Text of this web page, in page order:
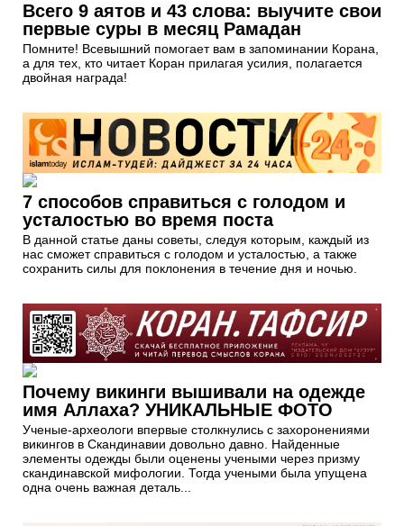
Всего 9 аятов и 43 слова: выучите свои
первые суры в месяц Рамадан
Помните! Всевышний помогает вам в запоминании Корана,
а для тех, кто читает Коран прилагая усилия, полагается
двойная награда!
7 способов справиться с голодом и
усталостью во время поста
В данной статье даны советы, следуя которым, каждый из
нас сможет справиться с голодом и усталостью, а также
сохранить силы для поклонения в течение дня и ночью.
Почему викинги вышивали на одежде
имя Аллаха? УНИКАЛЬНЫЕ ФОТО
Ученые-археологи впервые столкнулись с захоронениями
викингов в Скандинавии довольно давно. Найденные
элементы одежды были оценены учеными через призму
скандинавской мифологии. Тогда учеными была упущена
одна очень важная деталь...